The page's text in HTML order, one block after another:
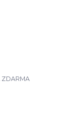
ZDARMA